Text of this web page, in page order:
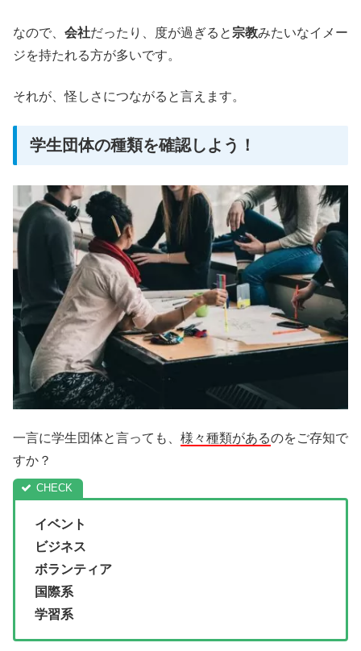
なので、 会社だったり、度が過ぎると 宗教みたいなイメー
ジを持たれる方が多いです。
それが、怪しさにつながると言えます。
学生団体の種類を確認しよう！
一言に学生団体と言っても、 様々種類があるのをご存知で
すか？
イベント
ビジネス
ボランティア
国際系
学習系